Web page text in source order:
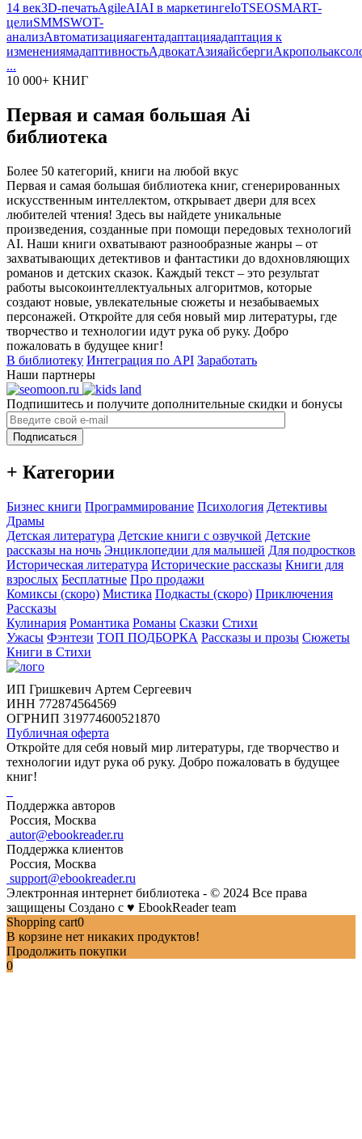
14 век3D-печатьAgileAIAI в маркетингеIoTSEOSMART-
целиSMMSWOT-
анализАвтоматизацияагентадаптацияадаптация к
изменениямадаптивностьАдвокатАзияайсбергиАкрополь
...
10 000+ КНИГ
Первая и самая большая Ai
библиотека
Более 50 категорий, книги на любой вкус
Первая и самая большая библиотека книг, сгенерированных
искусственным интеллектом, открывает двери для всех
любителей чтения! Здесь вы найдете уникальные
произведения, созданные при помощи передовых технологий
AI. Наши книги охватывают разнообразные жанры – от
захватывающих детективов и фантастики до вдохновляющих
романов и детских сказок. Каждый текст – это результат
работы высокоинтеллектуальных алгоритмов, которые
создают новые, увлекательные сюжеты и незабываемых
персонажей. Откройте для себя новый мир литературы, где
творчество и технологии идут рука об руку. Добро
пожаловать в будущее книг!
В библиотеку Интеграция по API Заработать
Наши партнеры
Подпишитесь и получите дополнительные скидки и бонусы
Подписаться
+ Категории
Бизнес книги Программирование Психология Детективы
Драмы
Детская литература Детские книги с озвучкой Детские
рассказы на ночь Энциклопедии для малышей Для подростков
Историческая литература Исторические рассказы Книги для
взрослых Бесплатные Про продажи
Комиксы (скоро) Мистика Подкасты (скоро) Приключения
Рассказы
Кулинария Романтика Романы Сказки Стихи
Ужасы Фэнтези ТОП ПОДБОРКА Рассказы и прозы Сюжеты
Книги в Стихи
ИП Гришкевич Артем Сергеевич
ИНН 772874564569
ОГРНИП 319774600521870
Публичная оферта
Откройте для себя новый мир литературы, где творчество и
технологии идут рука об руку. Добро пожаловать в будущее
книг!
Поддержка авторов
Россия, Москва
autor@ebookreader.ru
Поддержка клиентов
Россия, Москва
support@ebookreader.ru
Электронная интернет библиотека - © 2024 Все права
защищены Создано с ♥ EbookReader team
Shopping cart0
В корзине нет никаких продуктов!
Продолжить покупки
0